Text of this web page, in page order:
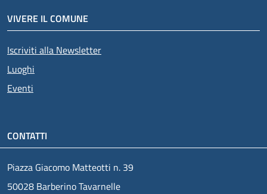
VIVERE IL COMUNE
Iscriviti alla Newsletter
Luoghi
Eventi
CONTATTI
Piazza Giacomo Matteotti n. 39
50028 Barberino Tavarnelle